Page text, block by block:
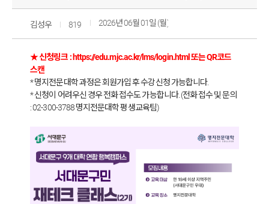
베테랑
홍보물
평생학습뉴스
자유게시판
회원가입 로그인
김성우 819 2026년 06월 01일 (월) 오후 10:49:32
★ 신청링크 : https://edu.mjc.ac.kr/lms/login.html 또는 QR코드
스캔
* 명지전문대학 과정은 회원가입 후 수강신청 가능합니다.
* 신청이 어려우신 경우 전화 접수도 가능합니다. (전화 접수 및 문의
: 02-300-3788 명지전문대학 평생교육팀)